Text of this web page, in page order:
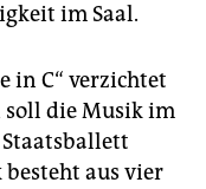
im Saal.
in C“ verzichtet
soll die Musik im
aus vier